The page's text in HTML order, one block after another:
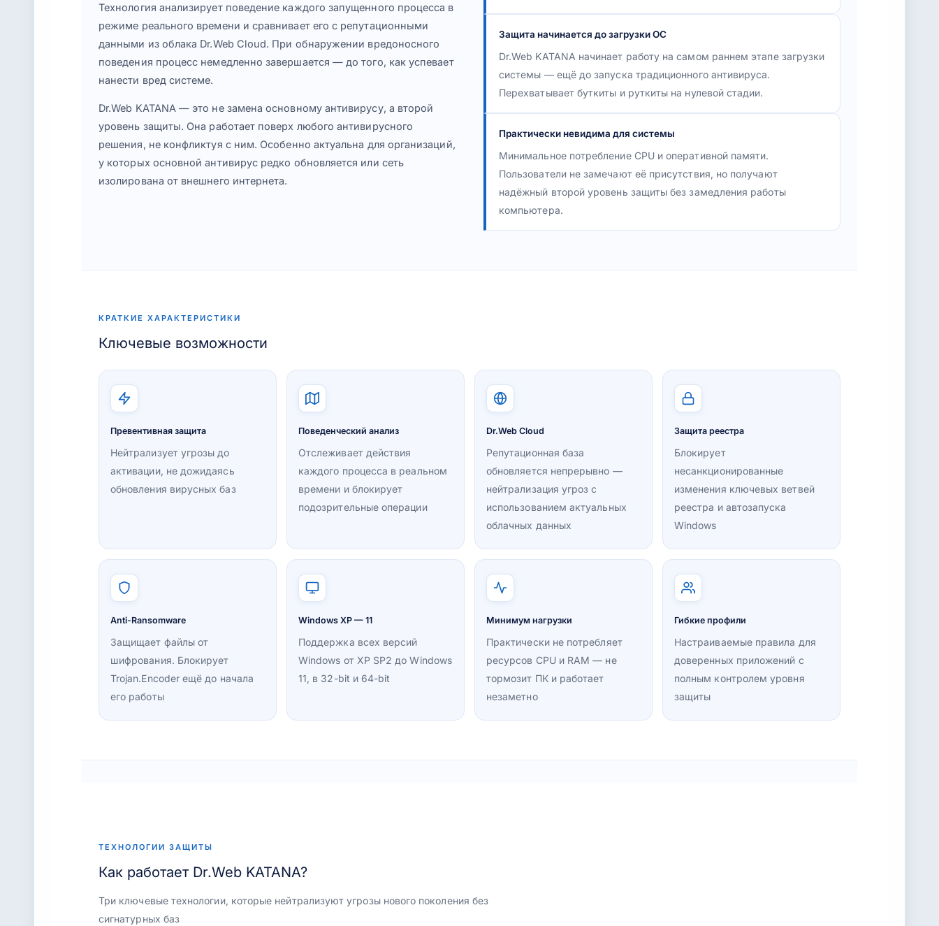
Технология анализирует поведение каждого запущенного процесса в
режиме реального времени и сравнивает его с репутационными
данными из облака Dr.Web Cloud. При обнаружении вредоносного
поведения процесс немедленно завершается — до того, как успевает
нанести вред системе.
Dr.Web KATANA — это не замена основному антивирусу, а второй
уровень защиты. Она работает поверх любого антивирусного
решения, не конфликтуя с ним. Особенно актуальна для организаций,
у которых основной антивирус редко обновляется или сеть
изолирована от внешнего интернета.
Защита начинается до загрузки ОС
Dr.Web KATANA начинает работу на самом раннем этапе загрузки
системы — ещё до запуска традиционного антивируса.
Перехватывает буткиты и руткиты на нулевой стадии.
Практически невидима для системы
Минимальное потребление CPU и оперативной памяти.
Пользователи не замечают её присутствия, но получают
надёжный второй уровень защиты без замедления работы
компьютера.
КРАТКИЕ ХАРАКТЕРИСТИКИ
Ключевые возможности
Превентивная защита
Нейтрализует угрозы до
активации, не дожидаясь
обновления вирусных баз
Поведенческий анализ
Отслеживает действия
каждого процесса в реальном
времени и блокирует
подозрительные операции
Dr.Web Cloud
Репутационная база
обновляется непрерывно —
нейтрализация угроз с
использованием актуальных
облачных данных
Защита реестра
Блокирует
несанкционированные
изменения ключевых ветвей
реестра и автозапуска
Windows
Anti-Ransomware
Защищает файлы от
шифрования. Блокирует
Trojan.Encoder ещё до начала
его работы
Windows XP — 11
Поддержка всех версий
Windows от XP SP2 до Windows
11, в 32-bit и 64-bit
Минимум нагрузки
Практически не потребляет
ресурсов CPU и RAM — не
тормозит ПК и работает
незаметно
Гибкие профили
Настраиваемые правила для
доверенных приложений с
полным контролем уровня
защиты
ТЕХНОЛОГИИ ЗАЩИТЫ
Как работает Dr.Web KATANA?
Три ключевые технологии, которые нейтрализуют угрозы нового поколения без
сигнатурных баз